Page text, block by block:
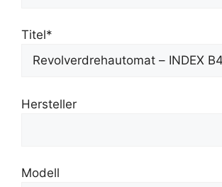
Titel*
Hersteller
Modell